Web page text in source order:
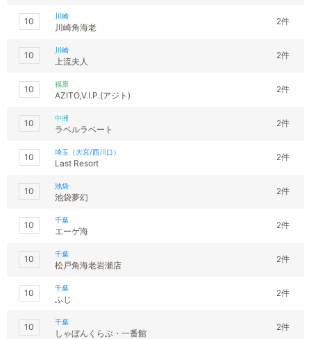
10 川崎
川崎角海老
2件
10 川崎
上流夫人
2件
10 福原
AZITO,V.I.P.(アジト)
2件
10 中洲
ラベルラベート
2件
10 埼玉（大宮/西川口）
Last Resort
2件
10 池袋
池袋夢幻
2件
10 千葉
エーゲ海
2件
10 千葉
松戸角海老岩瀬店
2件
10 千葉
ふじ
2件
10 千葉
しゃぼんくらぶ・一番館
2件